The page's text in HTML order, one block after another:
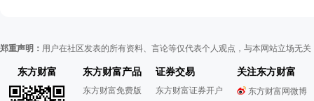
郑重声明： 用户在社区发表的所有资料、言论等仅代表个人观点，与本网站立场无
东方财富 东方财富产品
东方财富免费版
证券交易
东方财富证券开户
关注东方财富
东方财富网微博